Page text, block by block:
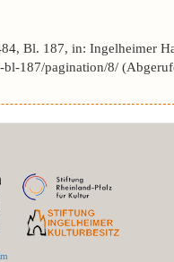
Bl. 187, in: Ingelheimer
187/pagination/8/